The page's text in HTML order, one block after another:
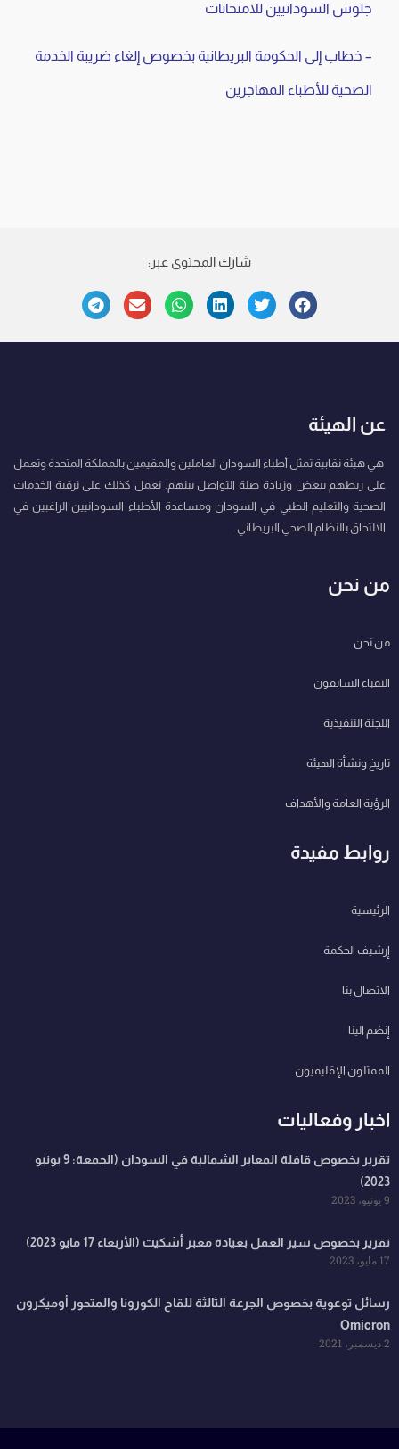
جلوس السودانيين للامتحانات
– خطاب إلى الحكومة البريطانية بخصوص إلغاء ضريبة الخدمة
الصحية للأطباء المهاجرين
شارك المحتوى عبر:
عن الهيئة
هي هيئة نقابية تمثل أطباء السودان العاملين والمقيمين بالمملكة المتحدة وتعمل
على ربطهم ببعض وزيادة صلة التواصل بينهم. نعمل كذلك على ترقية الخدمات
الصحية والتعليم الطبي في السودان ومساعدة الأطباء السودانيين الراغبين في
الالتحاق بالنظام الصحي البريطاني.
من نحن
من نحن
النقباء السابقون
اللجنة التنفيذية
تاريخ ونشأة الهيئة
الرؤية العامة والأهداف
روابط مفيدة
الرئيسية
إرشيف الحكمة
الاتصال بنا
إنضم الينا
الممثلون الإقليميون
اخبار وفعاليات
تقرير بخصوص قافلة المعابر الشمالية في السودان (الجمعة: 9 يونيو
2023)
9 يونيو، 2023
تقرير بخصوص سير العمل بعيادة معبر أشكيت (الأربعاء 17 مايو 2023)
17 مايو، 2023
رسائل توعوية بخصوص الجرعة الثالثة للقاح الكورونا والمتحور أوميكرون
Omicron
2 ديسمبر، 2021